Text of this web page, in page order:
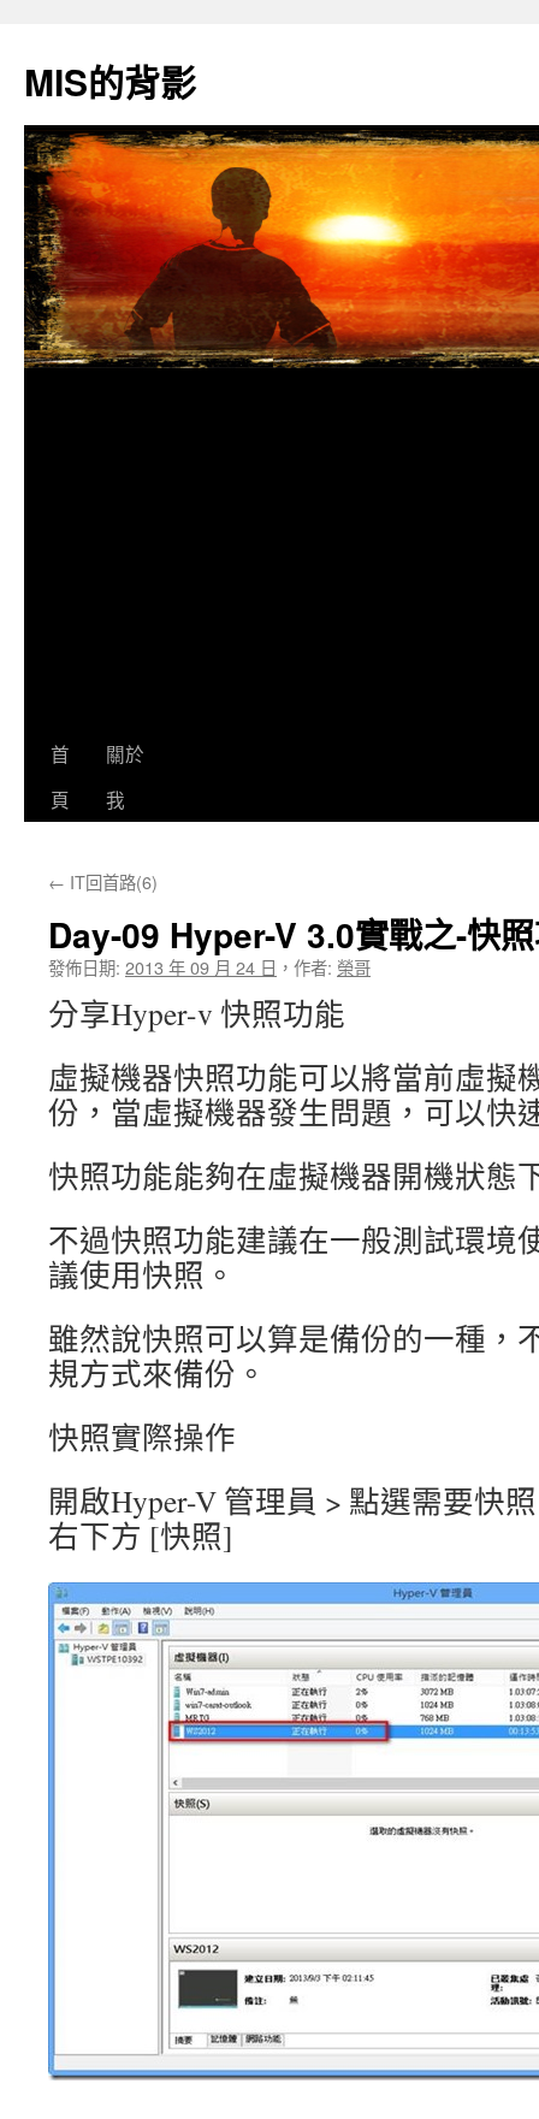
主
要
容
MIS的背影
首
頁
關於
我
← IT回首路(6)
Day-09 Hyper-V 3.0實戰之-快
發佈日期: 2013 年 09 月 24 日 ， 作者: 榮哥
分享Hyper-v 快照功能
虛擬機器快照功能可以將當前虛擬
份，當虛擬機器發生問題，可以快
快照功能能夠在虛擬機器開機狀態
不過快照功能建議在一般測試環境
議使用快照。
雖然說快照可以算是備份的一種，
規方式來備份。
快照實際操作
開啟Hyper-V 管理員 > 點選需要快
右下方 [快照]